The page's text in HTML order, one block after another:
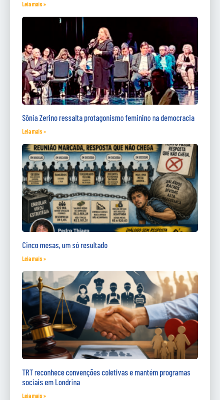
Leia mais »
Sônia Zerino ressalta protagonismo feminino na democracia
Leia mais »
Cinco mesas, um só resultado
Leia mais »
TRT reconhece convenções coletivas e mantém programas
sociais em Londrina
Leia mais »